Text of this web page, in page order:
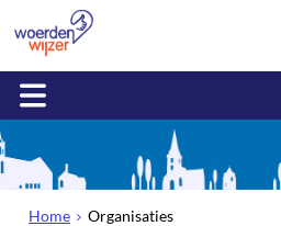
Home Organisaties